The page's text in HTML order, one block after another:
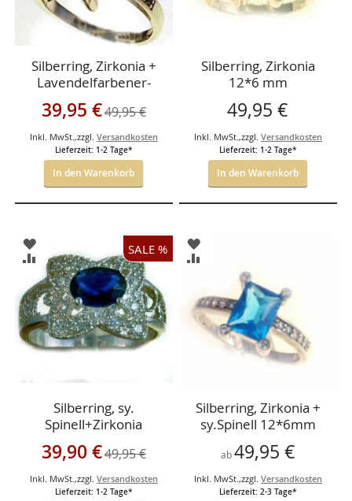
Silberring, Zirkonia +
Lavendelfarbener-
Stein 12*6 mmm
Sonderangebot
39,95 €49,95 €
Inkl. MwSt.,zzgl. Versandkosten
Lieferzeit: 1-2 Tage*
In den Warenkorb
Silberring, Zirkonia
12*6 mm
49,95 €
Inkl. MwSt.,zzgl. Versandkosten
Lieferzeit: 1-2 Tage*
In den Warenkorb
SALE %
ZUR
WUNSCHLISTE
HINZUFÜGEN
ZUR
VERGLEICHSLISTE
HINZUFÜGEN
Silberring, sy.
Spinell+Zirkonia
Sonderangebot
39,90 €49,95 €
Inkl. MwSt.,zzgl. Versandkosten
Lieferzeit: 1-2 Tage*
ZUR
WUNSCHLISTE
HINZUFÜGEN
ZUR
VERGLEICHSLISTE
HINZUFÜGEN
Silberring, Zirkonia +
sy.Spinell 12*6mm
ab49,95 €
Inkl. MwSt.,zzgl. Versandkosten
Lieferzeit: 2-3 Tage*